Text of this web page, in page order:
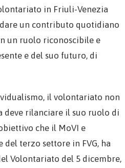
in Friuli-Venezia
un contributo quotidiano
un ruolo riconoscibile e
e del suo futuro, di
il volontariato non
deve rilanciare il suo ruolo di
che il MoVI e
terzo settore in FVG, ha
Volontariato del 5 dicembre,